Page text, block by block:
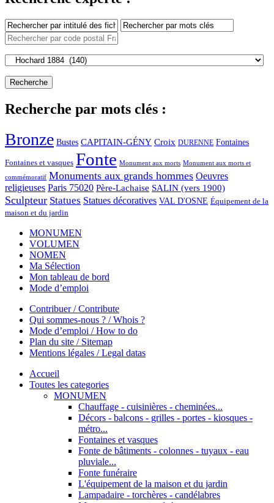
Recherche par mots clés :
Bronze Bustes CAPITAIN-GÉNY Croix DURENNE Fontaines
Fontaines et vasques Fonte Monument aux morts Monument aux morts et
commémoratif Monuments aux grands hommes Oeuvres
religieuses Paris 75020 Père-Lachaise SALIN (vers 1900)
Sculpteur Statues Statues décoratives VAL D'OSNE Équipement de la
maison et du jardin
MONUMEN
VOLUMEN
NOMEN
Ma Sélection
Mon tableau de bord
Mode d’emploi
Contribuer / Contribute
Qui sommes-nous ? / Whois ?
Mode d’emploi / How to do
Plan du site / Sitemap
Mentions légales / Legal datas
Accueil
Toutes les categories
MONUMEN
Chauffage - cuisinières - cheminées...
Décors - balcons - grilles - portes - kiosques -
métro...
Fontaines et vasques
Fonte de bâtiments - colonnes - tuyaux - eau
pluviale...
Fonte funéraire
L'équipement de la maison et du jardin
Lampadaire - torchères - candélabres